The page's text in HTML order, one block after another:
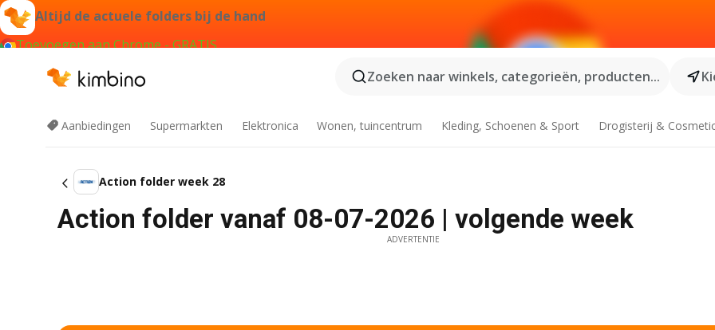
Altijd de actuele folders bij de hand
Toevoegen aan Chrome - GRATIS
Zoeken naar winkels, categorieën, producten...
Aanbiedingen Supermarkten Elektronica Wonen, tuincentrum Kleding, Schoenen & Sport Drogisterij &
Action folder week 28
Action folder vanaf 08-07-2026 | volgende week
ADVERTENTIE